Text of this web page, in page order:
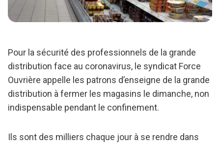
Pour la sécurité des professionnels de la grande
distribution face au coronavirus, le syndicat Force
Ouvrière appelle les patrons d’enseigne de la grande
distribution à fermer les magasins le dimanche, non
indispensable pendant le confinement.
Ils sont des milliers chaque jour à se rendre dans